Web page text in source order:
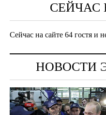
СЕЙЧАС
Сейчас на сайте 64 гостя и
НОВОСТИ